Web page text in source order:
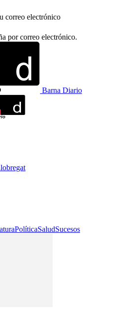
correo electrónico
por correo electrónico.
Barna Diario
PolíticaSaludSucesos